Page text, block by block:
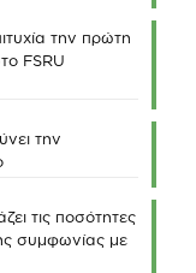
την πρώτη
FSRU
την
τις ποσότητες
συμφωνίας με